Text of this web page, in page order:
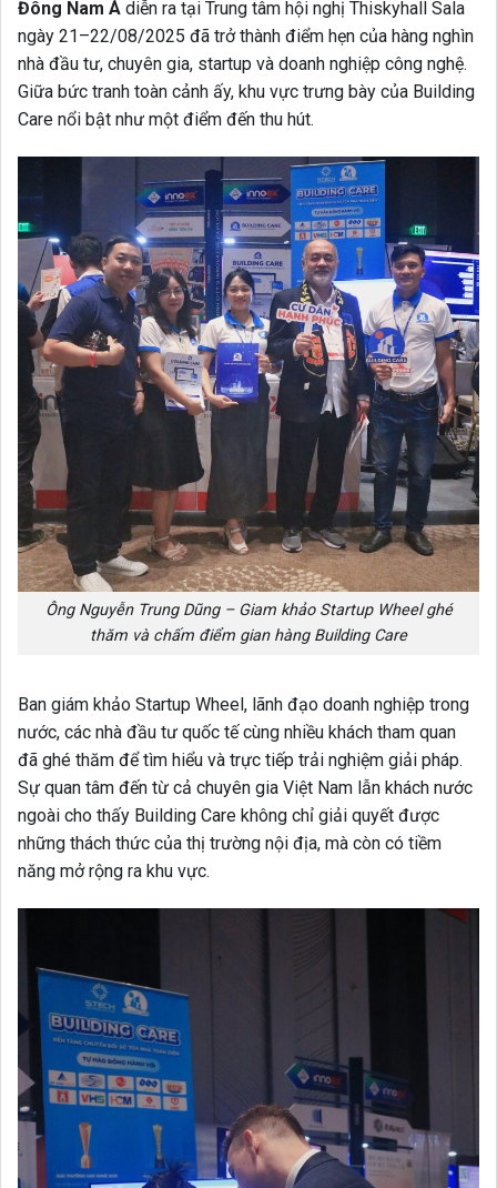
Đông Nam Á diễn ra tại Trung tâm hội nghị Thiskyhall Sala
ngày 21–22/08/2025 đã trở thành điểm hẹn của hàng nghìn
nhà đầu tư, chuyên gia, startup và doanh nghiệp công nghệ.
Giữa bức tranh toàn cảnh ấy, khu vực trưng bày của Building
Care nổi bật như một điểm đến thu hút.
Ông Nguyễn Trung Dũng – Giam khảo Startup Wheel ghé
thăm và chấm điểm gian hàng Building Care
Ban giám khảo Startup Wheel, lãnh đạo doanh nghiệp trong
nước, các nhà đầu tư quốc tế cùng nhiều khách tham quan
đã ghé thăm để tìm hiểu và trực tiếp trải nghiệm giải pháp.
Sự quan tâm đến từ cả chuyên gia Việt Nam lẫn khách nước
ngoài cho thấy Building Care không chỉ giải quyết được
những thách thức của thị trường nội địa, mà còn có tiềm
năng mở rộng ra khu vực.